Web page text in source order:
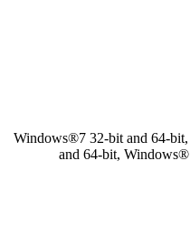
( Windows®7 32-bit and 64-
and 64-bit,